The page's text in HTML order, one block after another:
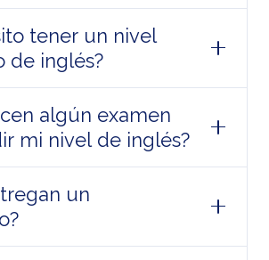
tener un nivel
de inglés?
algún examen
mi nivel de inglés?
un